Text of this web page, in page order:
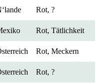
Rot, ?
Rot, Tätlichkeit
Rot, Meckern
Rot, ?